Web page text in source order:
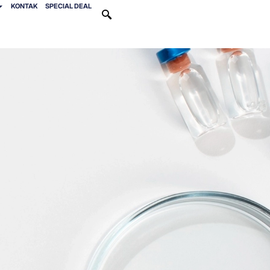
KONTAK SPECIAL DEAL